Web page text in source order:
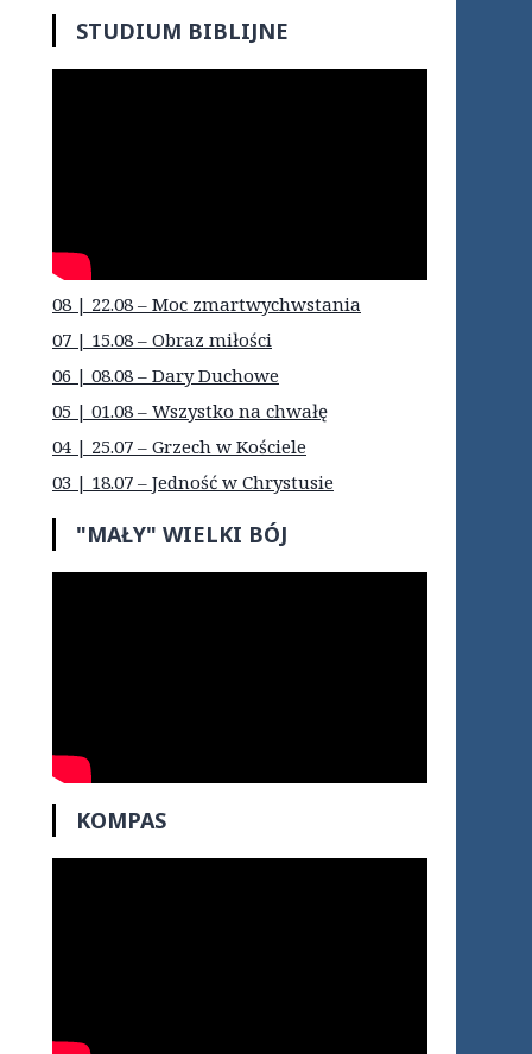
STUDIUM BIBLIJNE
08 | 22.08 – Moc zmartwychwstania
07 | 15.08 – Obraz miłości
06 | 08.08 – Dary Duchowe
05 | 01.08 – Wszystko na chwałę
04 | 25.07 – Grzech w Kościele
03 | 18.07 – Jedność w Chrystusie
"MAŁY" WIELKI BÓJ
KOMPAS